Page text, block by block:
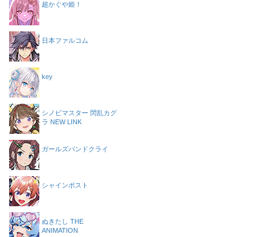
超かぐや姫！
日本ファルコム
key
シノビマスター 閃乱カグ
ラ NEW LINK
ガールズバンドクライ
シャインポスト
ぬきたし THE
ANIMATION